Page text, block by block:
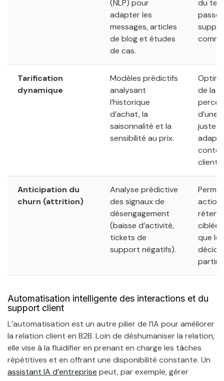
(NLP) pour
adapter les
messages, articles
de blog et études
de cas.
du
passé
Tarification
dynamique
Modèles prédictifs
analysant
l’historique
d’achat, la
saisonnalité et la
sensibilité au prix.
de la
d’une
juste
client.
Anticipation du
churn (attrition)
Analyse prédictive
des signaux de
désengagement
(baisse d’activité,
tickets de
support négatifs).
que le
partir.
Automatisation intelligente des interactions et du
support client
L’automatisation est un autre pilier de l’IA pour améliorer
la relation client en B2B. Loin de déshumaniser la relation,
elle vise à la fluidifier en prenant en charge les tâches
répétitives et en offrant une disponibilité constante. Un
assistant IA d’entreprise peut, par exemple, gérer